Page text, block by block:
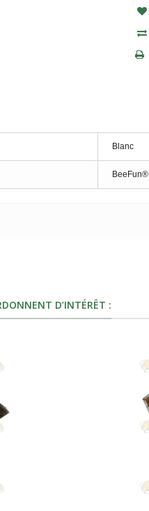
Blanc
BeeFun®
D’INTÉRÊT :